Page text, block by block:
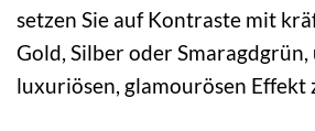
setzen Sie auf Kontraste mit
Gold, Silber oder Smaragdgrün,
luxuriösen, glamourösen Effekt